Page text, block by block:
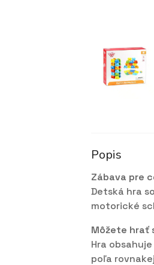
Popis
Zábava pre
Detská hra
motorické
Môžete hrať
Hra
poľa